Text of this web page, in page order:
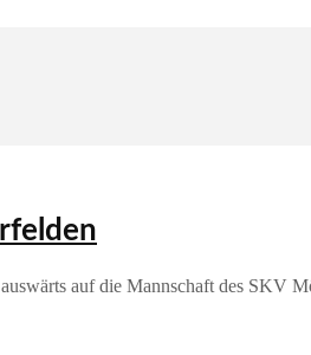
auf die Mannschaft des SKV